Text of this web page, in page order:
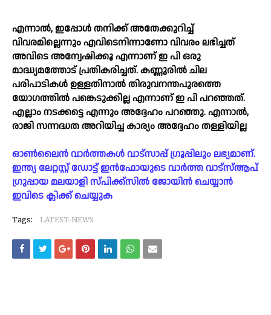
എന്നാല്‍, ഇപ്പോള്‍ തനിക്ക് അതേക്കുറിച്ച്‌
വിവരമില്ലെന്നും എവിടെനിന്നാണോ വിവരം ലഭിച്ചത്
അവിടെ അന്വേഷിക്കൂ എന്നാണ് ഇ പി ഒരു
മാദ്ധ്യമത്തോട് പ്രതികരിച്ചത്. കണ്ണൂരില്‍ ചില
പരിപാടികള്‍ ഉള്ളതിനാല്‍ തിരുവനന്തപുരത്തെ
യോഗത്തില്‍ പങ്കെടുക്കില്ല എന്നാണ് ഇ പി പറ‌ഞ്ഞത്.
എല്ലാം നടക്കട്ടെ എന്നും അദ്ദേഹം പറഞ്ഞു. എന്നാല്‍,
രാജി സന്നദ്ധത അറിയിച്ച കാര്യം അദ്ദേഹം തള്ളിയില്ല
ഓൺലൈൻ വാർത്തകൾ വാട്സാപ്പ് ഗ്രൂപ്പിലും ലഭ്യമാണ്.
ഇന്ത്യ ലേറ്റസ്റ്റ് ഡോട്ട് ഇൻഫോയുടെ വാർത്ത വാട്സ്ആപ്
ഗ്രുപ്പായ മലയാളി സ്പിക്ക്സിൽ ജോയിൻ ചെയ്യാൻ
ഇവിടെ ക്ലിക്ക് ചെയ്യുക
Tags: LATEST-NEWS